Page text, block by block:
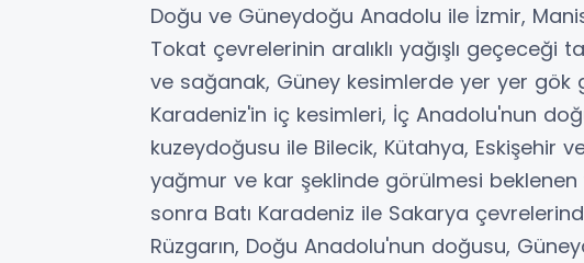
Doğu ve Güneydoğu Anadolu ile İzmir,
Tokat çevrelerinin aralıklı yağışlı geçeceği
ve sağanak, Güney kesimlerde yer yer gök
Karadeniz'in iç kesimleri, İç Anadolu'nun
kuzeydoğusu ile Bilecik, Kütahya, Eskişehir
yağmur ve kar şeklinde görülmesi beklenen
sonra Batı Karadeniz ile Sakarya
Rüzgarın, Doğu Anadolu'nun doğusu,